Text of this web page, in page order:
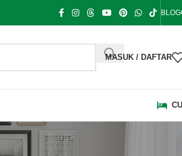
BLOG
MASUK / DAFTAR